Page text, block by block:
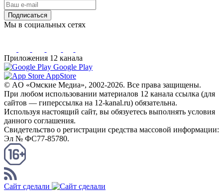
Подписаться
Мы в социальных сетях
Приложения 12 канала
Google Play
AppStore
© AO «Омские Медиа», 2002-2026. Все права защищены.
При любом использовании материалов 12 канала ссылка (для
сайтов — гиперссылка на 12-kanal.ru) обязательна.
Используя настоящий сайт, вы обязуетесь выполнять условия
данного соглашения.
Свидетельство о регистрации средства массовой информации:
Эл № ФС77-85780.
Сайт сделали